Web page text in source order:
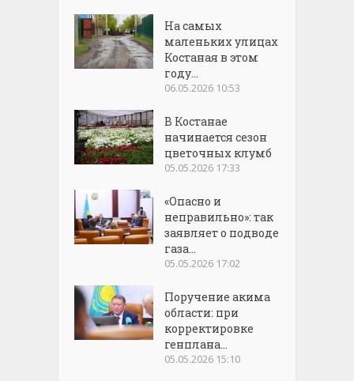
На самых
маленьких улицах
Костаная в этом
году...
06.05.2026 10:53
В Костанае
начинается сезон
цветочных клумб
05.05.2026 17:33
«Опасно и
неправильно»: так
заявляет о подводе
газа...
05.05.2026 17:02
Поручение акима
области: при
корректировке
генплана...
05.05.2026 15:10